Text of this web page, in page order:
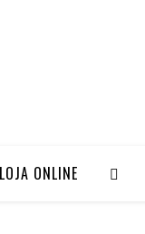
LOJA ONLINE